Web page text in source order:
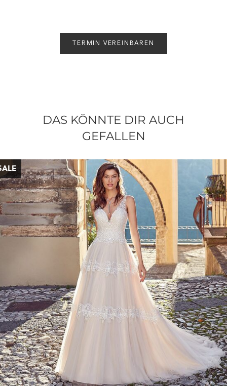
TERMIN VEREINBAREN
DAS KÖNNTE DIR AUCH
GEFALLEN